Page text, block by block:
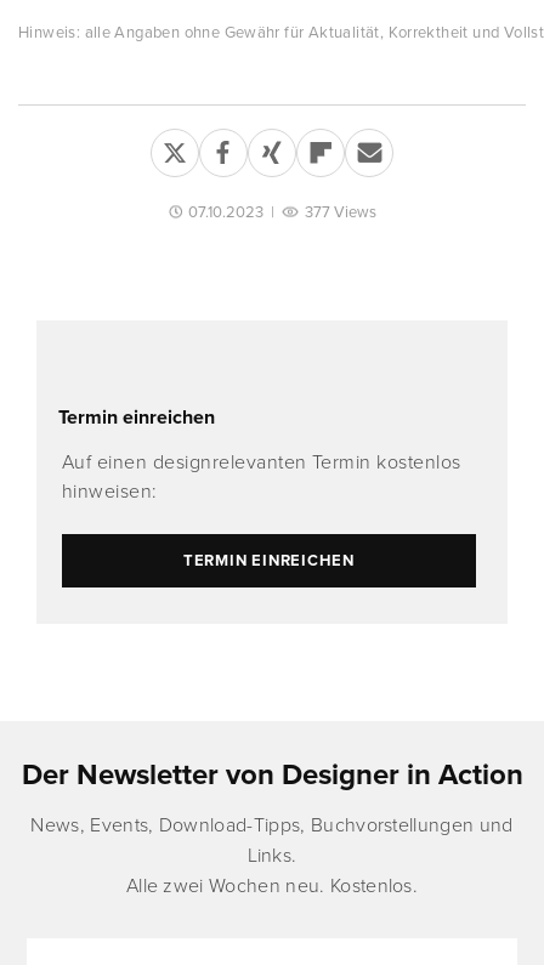
Hinweis: alle Angaben ohne Gewähr für Aktualität, Korrektheit und
07.10.2023 | 377 Views
Termin einreichen
Auf einen designrelevanten Termin kostenlos
hinweisen:
TERMIN EINREICHEN
Der Newsletter von Designer in Action
News, Events, Download-Tipps, Buchvorstellungen und
Links.
Alle zwei Wochen neu. Kostenlos.